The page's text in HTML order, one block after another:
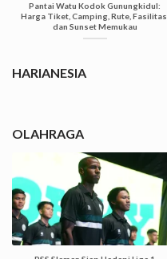
Pantai Watu Kodok Gunungkidul:
Harga Tiket, Camping, Rute, Fasilitas,
dan Sunset Memukau
HARIANESIA
OLAHRAGA